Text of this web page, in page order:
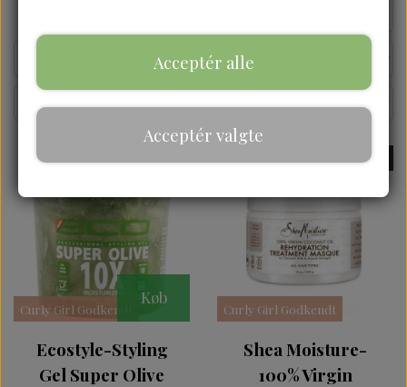
Curly Girl Godkendt
Køb
Ecostyle-Styling
Gel Super Olive
UDSOLGT
Curly Girl Godkendt
Shea Moisture-
100% Virgin
Acceptér alle
Acceptér valgte